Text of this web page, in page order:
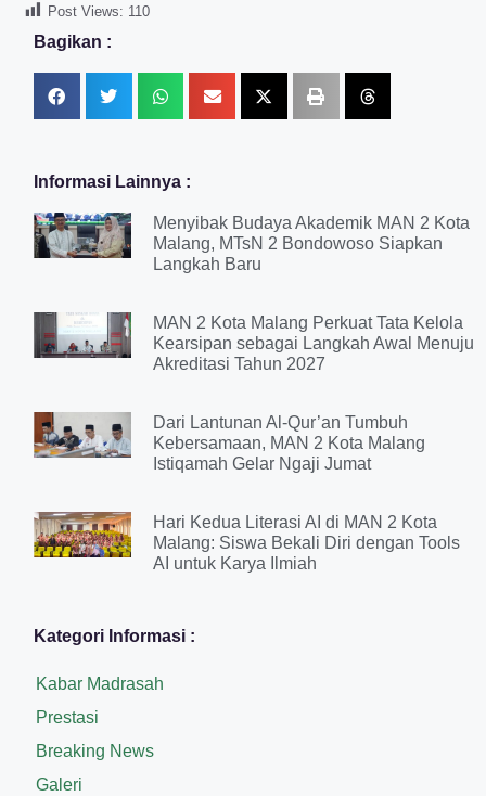
Post Views: 110
Bagikan :
Informasi Lainnya :
Menyibak Budaya Akademik MAN 2 Kota
Malang, MTsN 2 Bondowoso Siapkan
Langkah Baru
MAN 2 Kota Malang Perkuat Tata Kelola
Kearsipan sebagai Langkah Awal Menuju
Akreditasi Tahun 2027
Dari Lantunan Al-Qur’an Tumbuh
Kebersamaan, MAN 2 Kota Malang
Istiqamah Gelar Ngaji Jumat
Hari Kedua Literasi AI di MAN 2 Kota
Malang: Siswa Bekali Diri dengan Tools
AI untuk Karya Ilmiah
Kategori Informasi :
Kabar Madrasah
Prestasi
Breaking News
Galeri